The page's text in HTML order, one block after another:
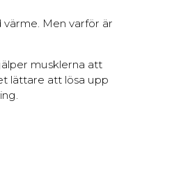
Men varför är
musklerna att
lättare att lösa upp